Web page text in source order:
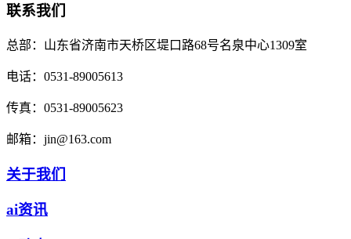
联系我们
总部： 山东省济南市天桥区堤口路68号名泉中心1309室
电话： 0531-89005613
传真： 0531-89005623
邮箱： jin@163.com
关于我们
ai资讯